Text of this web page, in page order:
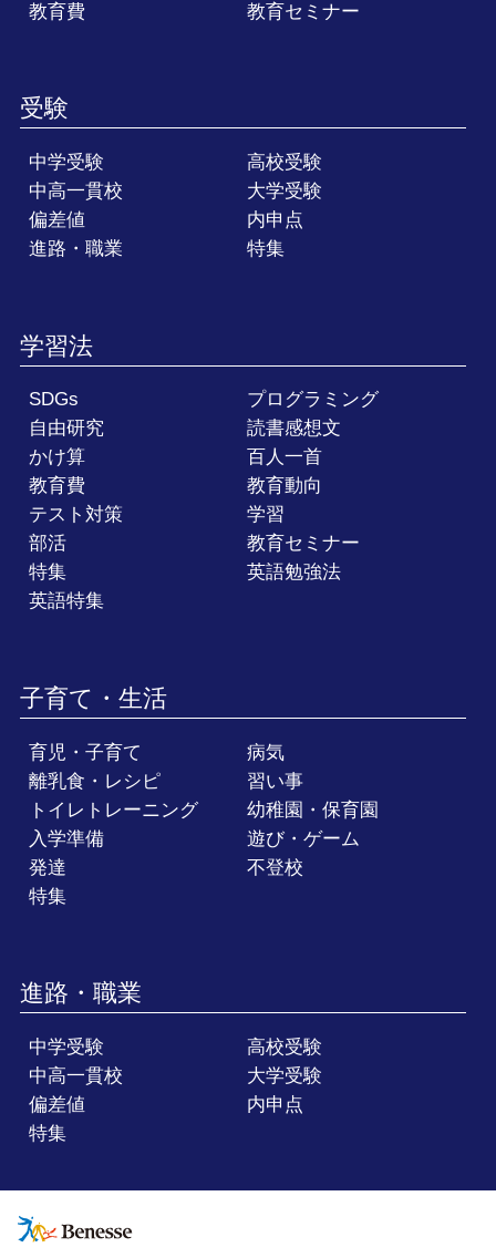
教育費 教育セミナー
受験
中学受験
高校受験
中高一貫校
大学受験
偏差値
内申点
進路・職業
特集
学習法
SDGs
プログラミング
自由研究
読書感想文
かけ算
百人一首
教育費
教育動向
テスト対策
学習
部活
教育セミナー
特集
英語勉強法
英語特集
子育て・生活
育児・子育て
病気
離乳食・レシピ
習い事
トイレトレーニング
幼稚園・保育園
入学準備
遊び・ゲーム
発達
不登校
特集
進路・職業
中学受験
高校受験
中高一貫校
大学受験
偏差値
内申点
特集